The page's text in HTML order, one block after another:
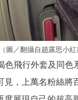
圖／翻攝自趙露思小紅
色飛行外套及同
見，上萬名粉絲